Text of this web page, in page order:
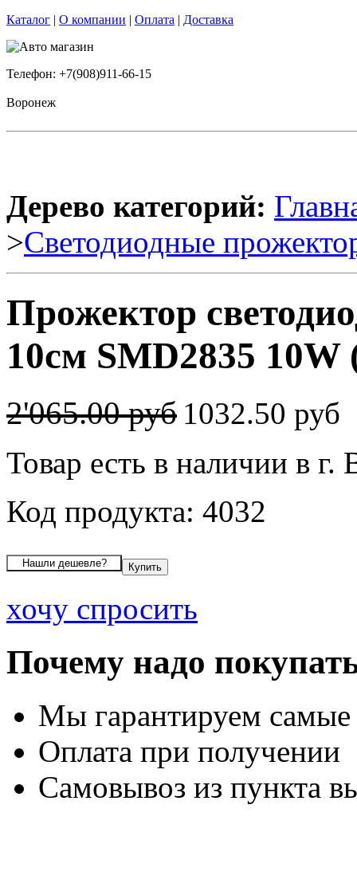
Каталог | О компании | Оплата | Доставка
Телефон: +7(908)911-66-15
Воронеж
Дерево категорий:
>Светодиодные
Прожектор
10см SMD2835 10W
2'065.00 руб 1032.50 руб
Товар есть в наличии в г.
Код продукта: 4032
хочу спросить
Почему надо
Мы гарантируем
Оплата при получении
Самовывоз из пункта